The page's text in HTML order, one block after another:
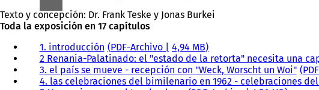
Texto y concepción: Dr. Frank Teske y Jonas Burkei
Toda la exposición en 17 capítulos
1. introducción PDF-Archivo
4,94 MB
2 Renania-Palatinado: el "estado de la retorta" necesita una
3. el país se mueve - recepción con "Weck, Worscht un Woi" PDF
4. las celebraciones del bimilenario en 1962 - celebraciones